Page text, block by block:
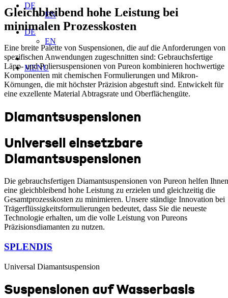
DE
EN
DE
EN
MENU
Gleichbleibend hohe Leistung bei
minimalen Prozesskosten
Eine breite Palette von Suspensionen, die auf die Anforderungen von
spezifischen Anwendungen zugeschnitten sind: Gebrauchsfertige
Läpp- und Poliersuspensionen von Pureon kombinieren hochwertige
Komponenten mit chemischen Formulierungen und Mikron-
Körnungen, die mit höchster Präzision abgestuft sind. Entwickelt für
eine exzellente Material Abtragsrate und Oberflächengüte.
Diamantsuspensionen
Universell einsetzbare
Diamantsuspensionen
Die gebrauchsfertigen Diamantsuspensionen von Pureon helfen
eine gleichbleibend hohe Leistung zu erzielen und gleichzeitig die
Gesamtprozesskosten zu minimieren. Unsere ständige Innovation bei
Trägerflüssigkeitsformulierungen bedeutet, dass Sie die neueste
Technologie erhalten, um die volle Leistung von Pureons
Präzisionsdiamanten zu nutzen.
SPLENDIS
Universal Diamantsuspension
Suspensionen auf Wasserbasis